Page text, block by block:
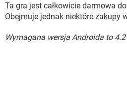
Ta gra jest całkowicie darmowa
Obejmuje jednak niektóre zakupy
Wymagana wersja Androida to